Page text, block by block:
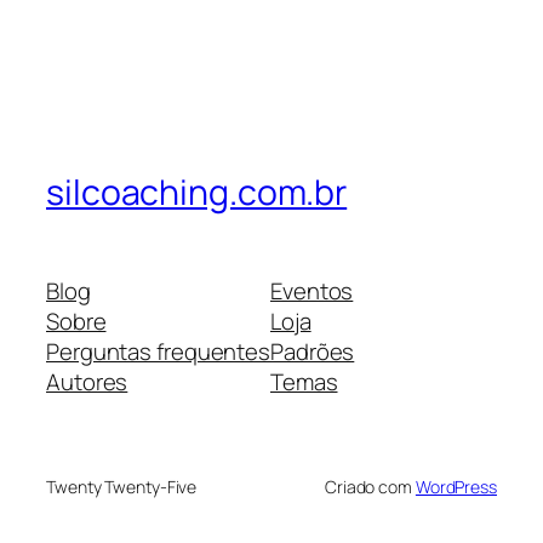
silcoaching.com.br
Blog
Sobre
Perguntas frequentes
Autores
Eventos
Loja
Padrões
Temas
Twenty Twenty-Five Criado com WordPress